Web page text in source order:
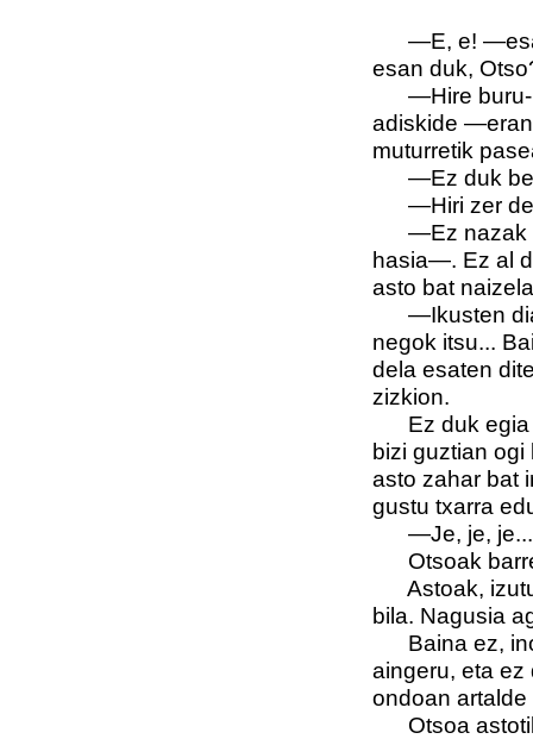
—E, e!
esan duk,
—Hire buru-
adiskide
muturretik
—Ez duk
—Hiri zer
—Ez nazak
hasia—. Ez al
asto bat
—Ikusten
negok itsu...
dela esaten
zizkion.
Ez duk egia
bizi guztian
asto zahar bat
gustu txarra
—Je, je, je...
Otsoak barre
Astoak,
bila. Nagusia
Baina ez,
aingeru, eta ez
ondoan
Otsoa astotik